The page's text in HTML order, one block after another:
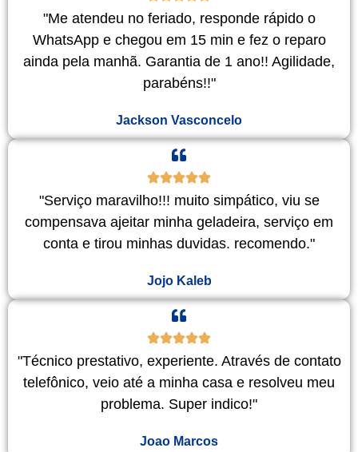
"Me atendeu no feriado, responde rápido o
WhatsApp e chegou em 15 min e fez o reparo
ainda pela manhã. Garantia de 1 ano!! Agilidade,
parabéns!!"
Jackson Vasconcelo
"Serviço maravilho!!! muito simpático, viu se
compensava ajeitar minha geladeira, serviço em
conta e tirou minhas duvidas. recomendo."
Jojo Kaleb
"Técnico prestativo, experiente. Através de contato
telefônico, veio até a minha casa e resolveu meu
problema. Super indico!"
Joao Marcos